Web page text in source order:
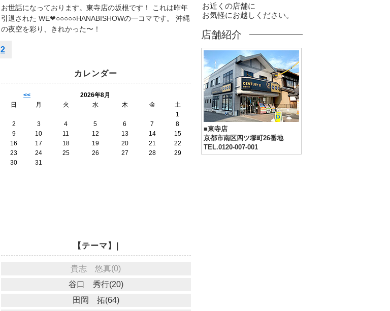
お世話になっております。東寺店の坂根です！
これは昨年
引退された WE❤○○○○○HANABISHOWの一コマです。 沖縄
の夜空を彩り、きれかった〜！
2
カレンダー
<<
2026年8月
日
月 火 水 木 金
土
1
2
3 4 5 6 7
8
9
10 11 12 13 14
15
16
17 18 19 20 21
22
23
24 25 26 27 28
29
30
31
【テーマ】|
貴志 悠真(0)
谷口 秀行(20)
田岡 拓(64)
お近くの店舗に
お気軽にお越しください。
店舗紹介
■東寺店
京都市南区四ツ塚町26番地
TEL.0120-007-001